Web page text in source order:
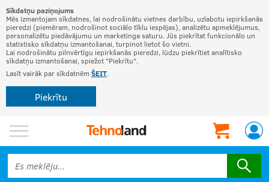
Sīkdatņu paziņojums
Mēs izmantojam sīkdatnes, lai nodrošinātu vietnes darbību, uzlabotu iepirkšanās
pieredzi (piemēram, nodrošinot sociālo tīklu iespējas), analizētu apmeklējumus,
personalizētu piedāvājumu un marketinga saturu. Jūs piekrītat funkcionālo un
statistisko sīkdatņu izmantošanai, turpinot lietot šo vietni.
Lai nodrošinātu pilnvērtīgu iepirkšanās pieredzi, lūdzu piekrītiet analītisko
sīkdatņu izmantošanai, spiežot "Piekrītu".
Lasīt vairāk par sīkdatnēm ŠEIT.
Piekrītu